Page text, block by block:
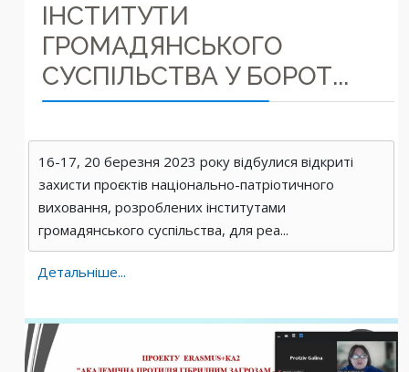
ІНСТИТУТИ
ГРОМАДЯНСЬКОГО
СУСПІЛЬСТВА У БОРОТ...
16-17, 20 березня 2023 року відбулися відкриті
захисти проєктів національно-патріотичного
виховання, розроблених інститутами
громадянського суспільства, для реа...
Детальніше...